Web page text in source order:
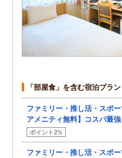
「部屋食」を含む宿泊プラン
ファミリー・推し活・スポー
アメニティ無料】コスパ最強
ポイント2%
ファミリー・推し活・スポー